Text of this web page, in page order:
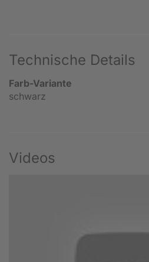
Technische Details
Farb-Variante
schwarz
Videos